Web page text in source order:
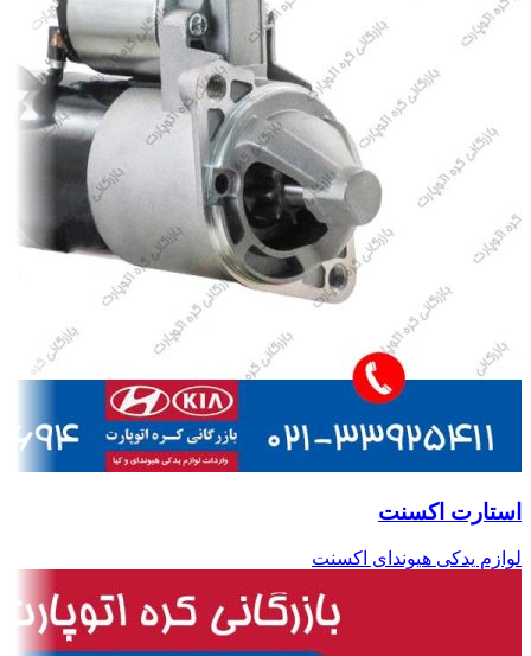
استارت اکسنت
لوازم یدکی هیوندای اکسنت